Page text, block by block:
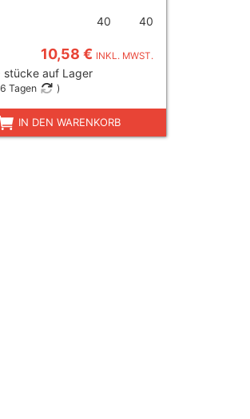
40 40
10,58 € INKL. MWST.
stücke auf Lager
Tagen )
IN DEN WARENKORB